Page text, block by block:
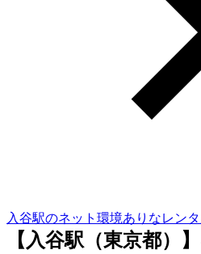
入谷駅のネット環境ありなレン
【入谷駅（東京都）